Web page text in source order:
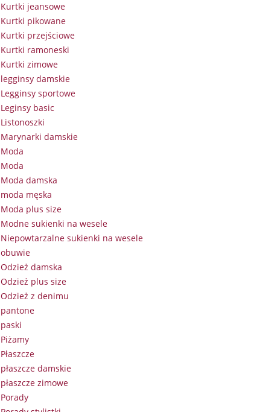
Kurtki jeansowe
Kurtki pikowane
Kurtki przejściowe
Kurtki ramoneski
Kurtki zimowe
legginsy damskie
Legginsy sportowe
Leginsy basic
Listonoszki
Marynarki damskie
Moda
Moda
Moda damska
moda męska
Moda plus size
Modne sukienki na wesele
Niepowtarzalne sukienki na wesele
obuwie
Odzież damska
Odzież plus size
Odzież z denimu
pantone
paski
Piżamy
Płaszcze
płaszcze damskie
płaszcze zimowe
Porady